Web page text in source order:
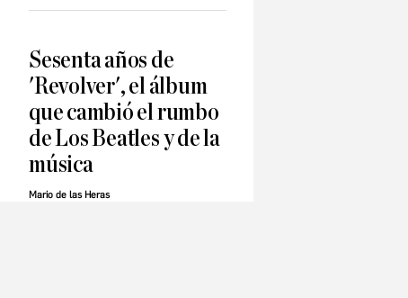
Sesenta años de
'Revolver', el álbum
que cambió el rumbo
de Los Beatles y de la
música
Mario de las Heras